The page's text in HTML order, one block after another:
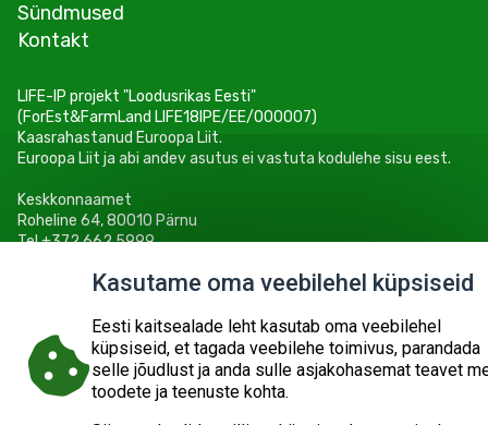
Sündmused
Kontakt
© 2026 KESKKONNAAMET SISUKAART ESITA PÄRING
LIFE-IP projekt "Loodusrikas Eesti"
(ForEst&FarmLand LIFE18IPE/EE/000007)
Kaasrahastanud Euroopa Liit.
Euroopa Liit ja abi andev asutus ei vastuta kodulehe sisu eest.
Keskkonnaamet
Roheline 64, 80010 Pärnu
Tel +372 662 5999
Kasutame oma veebilehel küpsiseid
Eesti kaitsealade leht kasutab oma veebilehel
küpsiseid, et tagada veebilehe toimivus, parandada
selle jõudlust ja anda sulle asjakohasemat teavet
toodete ja teenuste kohta.